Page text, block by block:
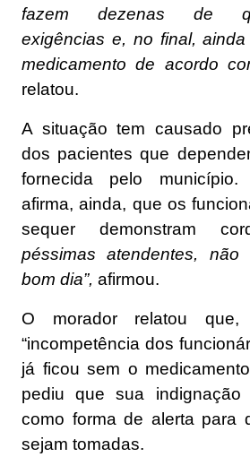
fazem dezenas de
exigências e, no final,
medicamento de acordo
relatou.
A situação tem causado
dos pacientes que
fornecida pelo município.
afirma, ainda, que os
sequer demonstram
péssimas atendentes,
bom dia”, afirmou.
O morador relatou
“incompetência dos
já ficou sem o
pediu que sua indignação
como forma de alerta para
sejam tomadas.